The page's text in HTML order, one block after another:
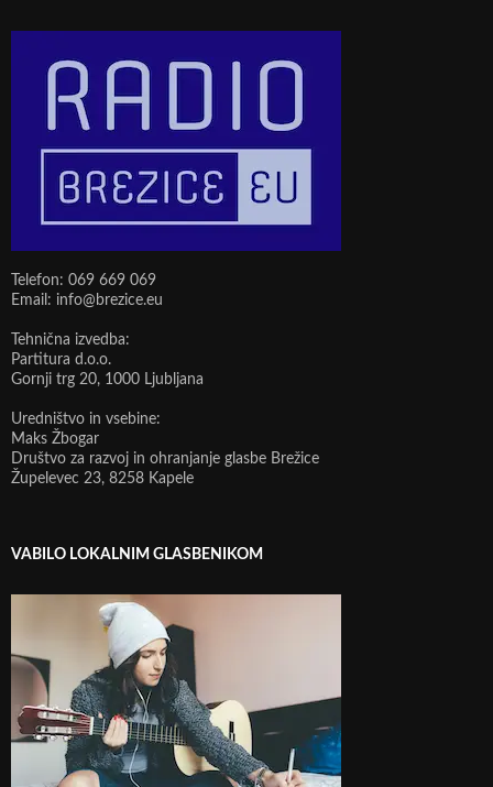
Telefon: 069 669 069
Email: info@brezice.eu
Tehnična izvedba:
Partitura d.o.o.
Gornji trg 20, 1000 Ljubljana
Uredništvo in vsebine:
Maks Žbogar
Društvo za razvoj in ohranjanje glasbe Brežice
Župelevec 23, 8258 Kapele
VABILO LOKALNIM GLASBENIKOM